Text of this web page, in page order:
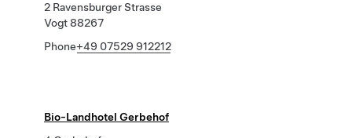
2 Ravensburger Strasse
Vogt 88267
Phone+49 07529 912212
Bio-Landhotel Gerbehof